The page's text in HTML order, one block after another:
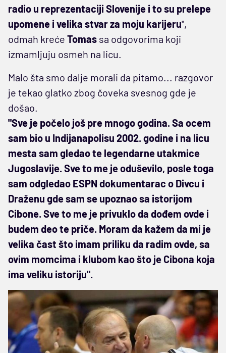
radio u reprezentaciji Slovenije i to su prelepe
upomene i velika stvar za moju karijeru",
odmah kreće Tomas sa odgovorima koji
izmamljuju osmeh na licu.
Malo šta smo dalje morali da pitamo... razgovor
je tekao glatko zbog čoveka svesnog gde je
došao.
"Sve je počelo još pre mnogo godina. Sa ocem
sam bio u Indijanapolisu 2002. godine i na licu
mesta sam gledao te legendarne utakmice
Jugoslavije. Sve to me je oduševilo, posle toga
sam odgledao ESPN dokumentarac o Divcu i
Draženu gde sam se upoznao sa istorijom
Cibone. Sve to me je privuklo da dođem ovde i
budem deo te priče. Moram da kažem da mi je
velika čast što imam priliku da radim ovde, sa
ovim momcima i klubom kao što je Cibona koja
ima veliku istoriju".